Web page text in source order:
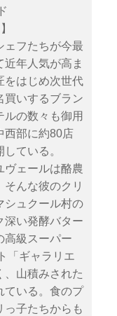
ェフたちが今最
近年人気が高ま
をはじめ次世代
買いするブラン
ルの数々も御用
西部に約80店
ている。
ヴェールは酪農
んな彼のクリ
シュクール村の
深い発酵バター
高級スーパー
「ギャラリエ
、山積みされた
ている。食のプ
っ子たちからも